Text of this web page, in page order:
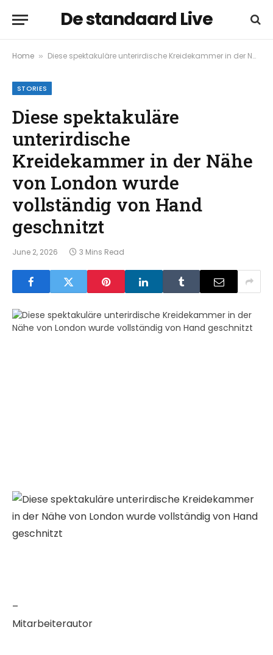
De standaard Live
Home » Diese spektakuläre unterirdische Kreidekammer in der Nähe von London wurde vollständig von Hand geschnitzt
STORIES
Diese spektakuläre
unterirdische
Kreidekammer in der Nähe
von London wurde
vollständig von Hand
geschnitzt
June 2, 2026 3 Mins Read
–
Mitarbeiterautor